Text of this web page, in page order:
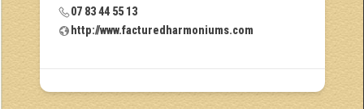
07 83 44 55 13
http://www.facturedharmoniums.com